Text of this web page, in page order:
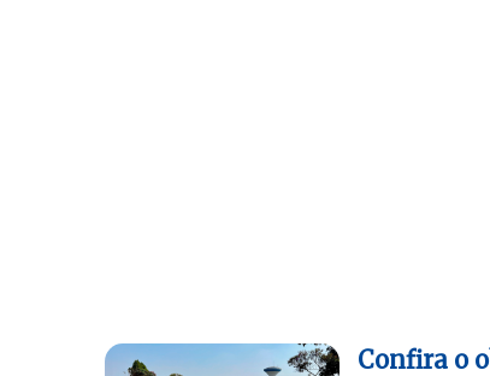
Confira o